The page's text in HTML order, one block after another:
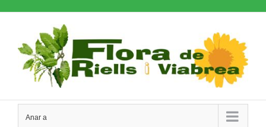
content
Anar a